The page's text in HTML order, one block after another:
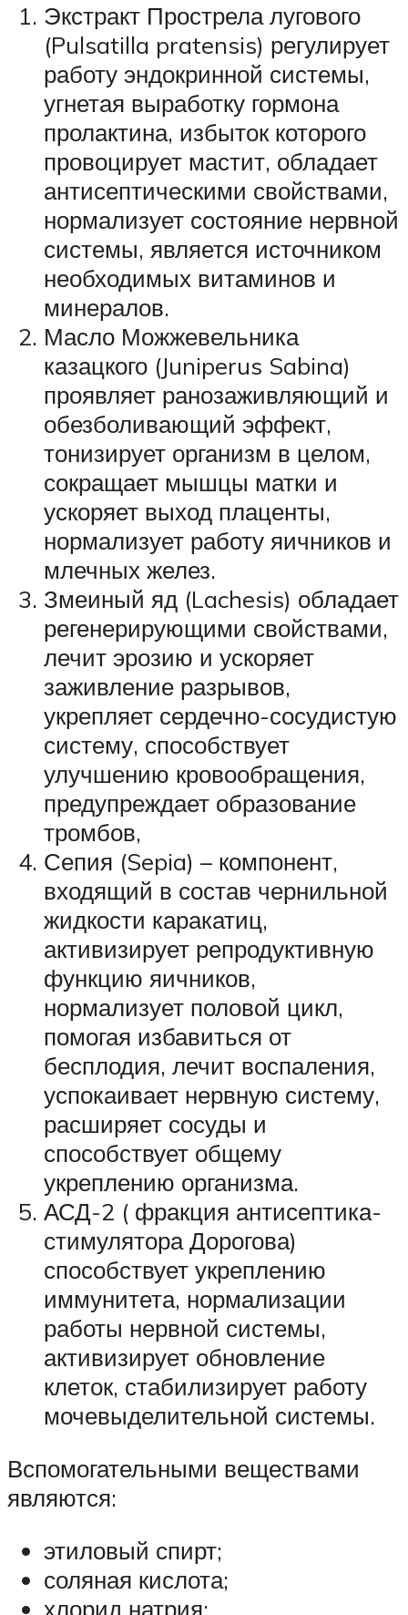
Экстракт Прострела лугового
(Pulsatilla pratensis) регулирует
работу эндокринной системы,
угнетая выработку гормона
пролактина, избыток которого
провоцирует мастит, обладает
антисептическими свойствами,
нормализует состояние нервной
системы, является источником
необходимых витаминов и
минералов.
Масло Можжевельника
казацкого (Juniperus Sabina)
проявляет ранозаживляющий и
обезболивающий эффект,
тонизирует организм в целом,
сокращает мышцы матки и
ускоряет выход плаценты,
нормализует работу яичников и
млечных желез.
Змеиный яд (Lachesis) обладает
регенерирующими свойствами,
лечит эрозию и ускоряет
заживление разрывов,
укрепляет сердечно-сосудистую
систему, способствует
улучшению кровообращения,
предупреждает образование
тромбов,
Сепия (Sepia) – компонент,
входящий в состав чернильной
жидкости каракатиц,
активизирует репродуктивную
функцию яичников,
нормализует половой цикл,
помогая избавиться от
бесплодия, лечит воспаления,
успокаивает нервную систему,
расширяет сосуды и
способствует общему
укреплению организма.
АСД-2 ( фракция антисептика-
стимулятора Дорогова)
способствует укреплению
иммунитета, нормализации
работы нервной системы,
активизирует обновление
клеток, стабилизирует работу
мочевыделительной системы.
Вспомогательными веществами
являются:
этиловый спирт;
соляная кислота;
хлорид натрия;